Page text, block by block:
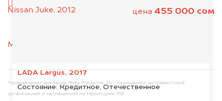
LADA Largus, 2017
Состояние: Кредитное, Отечественное
Nissan Juke, 2012
цена 455 000 сом
MAX
*принадлежит компании Meta Platforms, Inc., признанной экстремистской
организацией и запрещённой на территории РФ